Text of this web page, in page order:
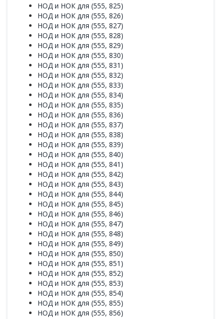
НОД и НОК для (555, 825)
НОД и НОК для (555, 826)
НОД и НОК для (555, 827)
НОД и НОК для (555, 828)
НОД и НОК для (555, 829)
НОД и НОК для (555, 830)
НОД и НОК для (555, 831)
НОД и НОК для (555, 832)
НОД и НОК для (555, 833)
НОД и НОК для (555, 834)
НОД и НОК для (555, 835)
НОД и НОК для (555, 836)
НОД и НОК для (555, 837)
НОД и НОК для (555, 838)
НОД и НОК для (555, 839)
НОД и НОК для (555, 840)
НОД и НОК для (555, 841)
НОД и НОК для (555, 842)
НОД и НОК для (555, 843)
НОД и НОК для (555, 844)
НОД и НОК для (555, 845)
НОД и НОК для (555, 846)
НОД и НОК для (555, 847)
НОД и НОК для (555, 848)
НОД и НОК для (555, 849)
НОД и НОК для (555, 850)
НОД и НОК для (555, 851)
НОД и НОК для (555, 852)
НОД и НОК для (555, 853)
НОД и НОК для (555, 854)
НОД и НОК для (555, 855)
НОД и НОК для (555, 856)